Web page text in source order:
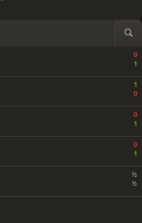
0
1
1
0
0
1
0
1
½
½